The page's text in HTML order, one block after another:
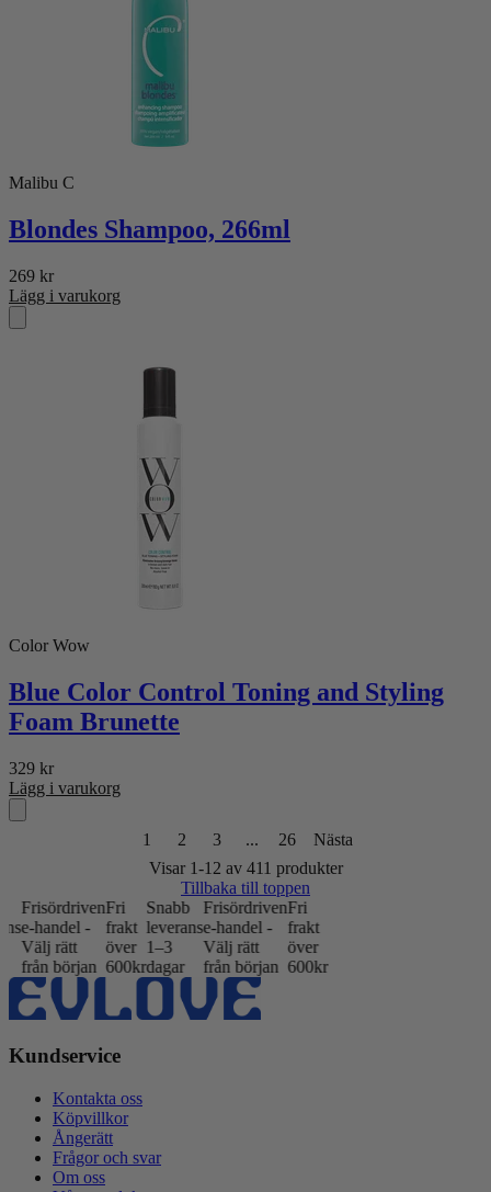
Malibu C
Blondes Shampoo, 266ml
269 kr
Lägg i varukorg
Color Wow
Blue Color Control Toning and Styling
Foam Brunette
329 kr
Lägg i varukorg
1 2 3 ... 26
Nästa
Visar 1-12 av 411 produkter
Tillbaka till toppen
-
Fri
frakt
över
600kr
Snabb
leverans
1–3
dagar
Frisördriven
e-handel -
Välj rätt
från början
Fri
frakt
över
600kr
Kundservice
Kontakta oss
Köpvillkor
Ångerätt
Frågor och svar
Om oss